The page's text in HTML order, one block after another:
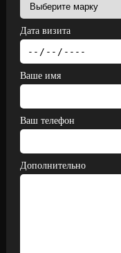
Дата визита
Ваше имя
Ваш телефон
Дополнительно